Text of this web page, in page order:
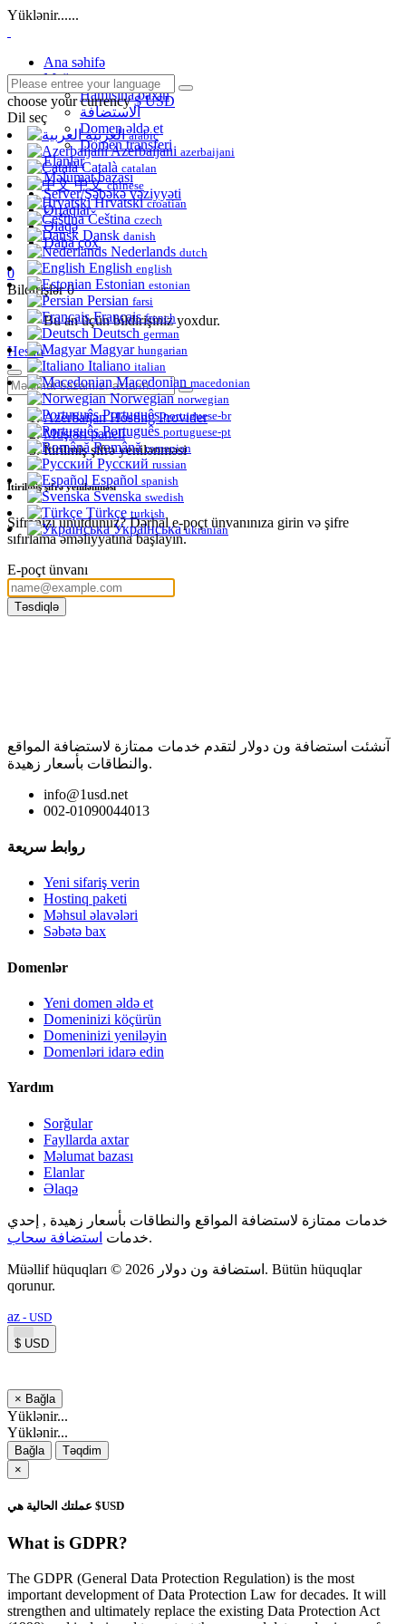
Yüklənir......
Ana səhifə
Mağaza
Hamısına baxın
الاستضافة
Domen əldə et
Domen transferi
Elanlar
Məlumat bazası
Server/Şəbəkə vəziyyəti
Ortaqlar
Əlaqə
Daha çox
0
Bildirişlər0
Bu an üçün bildirişiniz yoxdur.
Hesab
Azerbaijan Hosting Provider
Müştəri paneli
İtirilmiş şifrə yenilənməsi
İtirilmiş şifrə yenilənməsi
Şifrənizi unutdunuz? Dərhal e-poçt ünvanınıza girin və şifre
sıfırlama əməliyyatına başlayın.
E-poçt ünvanı
Təsdiqlə
آنشئت استضافة ون دولار لتقدم خدمات ممتازة لاستضافة المواقع
والنطاقات بأسعار زهيدة.
info@1usd.net
002-01090044013
روابط سريعة
Yeni sifariş verin
Hostinq paketi
Məhsul əlavələri
Səbətə bax
Domenlər
Yeni domen əldə et
Domeninizi köçürün
Domeninizi yeniləyin
Domenləri idarə edin
Yardım
Sorğular
Fayllarda axtar
Məlumat bazası
Elanlar
Əlaqə
خدمات ممتازة لاستضافة المواقع والنطاقات بأسعار زهيدة , إحدي
خدمات استضافة سحاب .
Müəllif hüquqları © 2026 استضافة ون دولار. Bütün hüquqlar
qorunur.
az - USD
choose your currency $ USD
Dil seç
العربيةarabic
Azerbaijani azerbaijani
Català catalan
中文chinese
Hrvatskicroatian
Čeština czech
Dansk danish
Nederlands dutch
English english
Estonian estonian
Persian farsi
Françaisfrench
Deutsch german
Magyar hungarian
Italiano italian
Macedonian macedonian
Norwegian norwegian
Portuguêsportuguese-br
Português portuguese-pt
Românăromanian
Русский russian
Español spanish
Svenska swedish
Türkçe turkish
Українськаukranian
$ USD
× Bağla
Yüklənir...
Yüklənir...
Bağla
Təqdim
×
عملتك الحالية هي $USD
What is GDPR?
The GDPR (General Data Protection Regulation) is the most
important development of Data Protection Law for decades. It will
strengthen and ultimately replace the existing Data Protection Act